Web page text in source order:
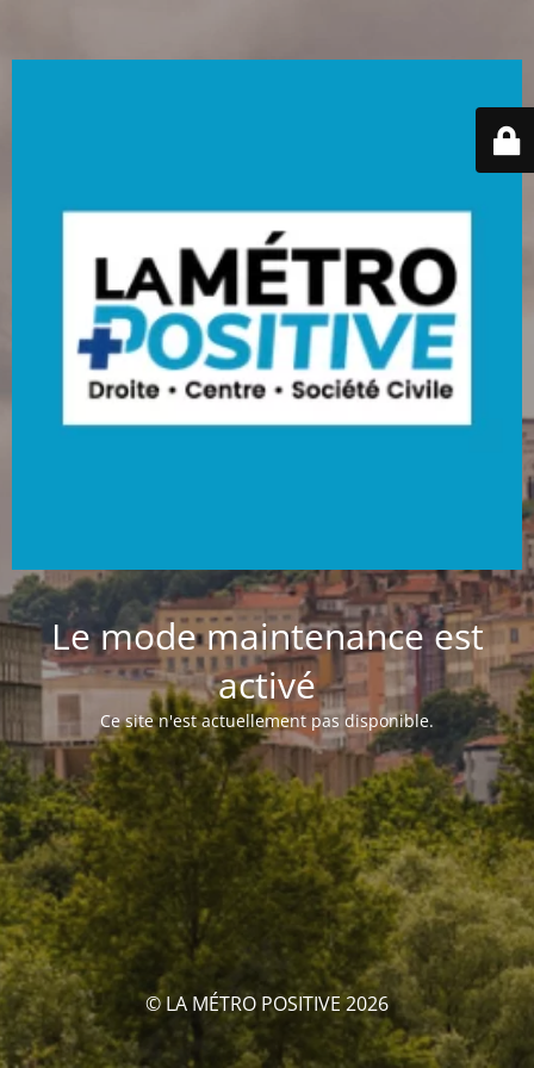
Le mode maintenance est
activé
Ce site n'est actuellement pas disponible.
© LA MÉTRO POSITIVE 2026